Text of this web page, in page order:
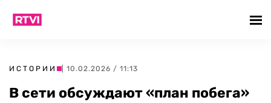
ИСТОРИИ | 10.02.2026 / 11:13
В сети обсуждают «план побега»